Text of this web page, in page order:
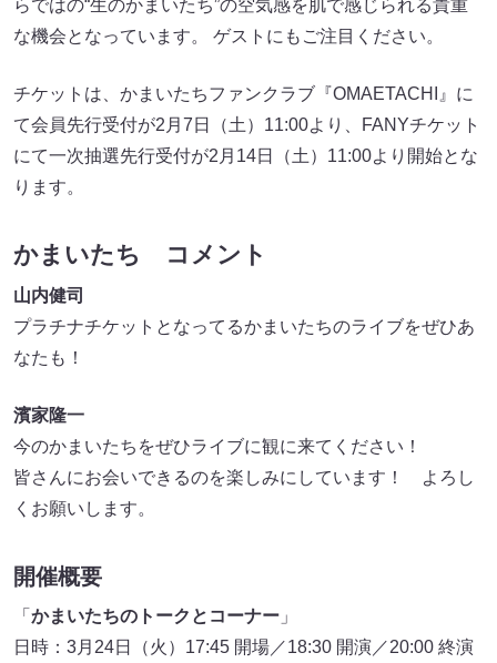
らではの“生のかまいたち”の空気感を肌で感じられる貴重
な機会となっています。 ゲストにもご注目ください。
チケットは、かまいたちファンクラブ『OMAETACHI』に
て会員先行受付が2月7日（土）11:00より、FANYチケット
にて一次抽選先行受付が2月14日（土）11:00より開始とな
ります。
かまいたち コメント
山内健司
プラチナチケットとなってるかまいたちのライブをぜひあ
なたも！
濱家隆一
今のかまいたちをぜひライブに観に来てください！
皆さんにお会いできるのを楽しみにしています！ よろし
くお願いします。
開催概要
「 かまいたちのトークとコーナー 」
日時：3月24日（火）17:45 開場／18:30 開演／20:00 終演